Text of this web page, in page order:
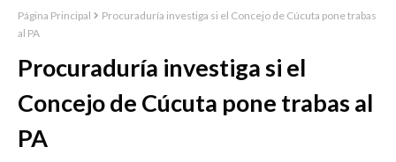
Página Principal
Procuraduría investiga si el Concejo de Cúcuta pone trabas
al PA
Procuraduría investiga si el
Concejo de Cúcuta pone trabas al
PA